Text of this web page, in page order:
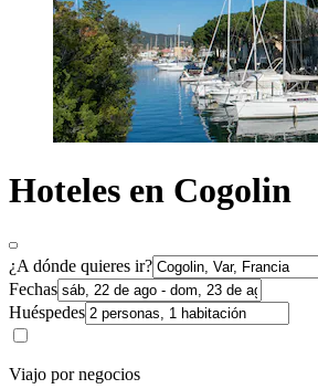
Hoteles en Cogolin
¿A dónde quieres ir?
Fechas
Huéspedes
Viajo por negocios